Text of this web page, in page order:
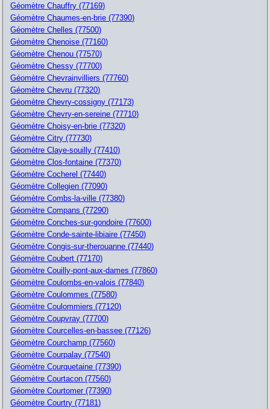
Géomètre Chauffry (77169)
Géomètre Chaumes-en-brie (77390)
Géomètre Chelles (77500)
Géomètre Chenoise (77160)
Géomètre Chenou (77570)
Géomètre Chessy (77700)
Géomètre Chevrainvilliers (77760)
Géomètre Chevru (77320)
Géomètre Chevry-cossigny (77173)
Géomètre Chevry-en-sereine (77710)
Géomètre Choisy-en-brie (77320)
Géomètre Citry (77730)
Géomètre Claye-souilly (77410)
Géomètre Clos-fontaine (77370)
Géomètre Cocherel (77440)
Géomètre Collegien (77090)
Géomètre Combs-la-ville (77380)
Géomètre Compans (77290)
Géomètre Conches-sur-gondoire (77600)
Géomètre Conde-sainte-libiaire (77450)
Géomètre Congis-sur-therouanne (77440)
Géomètre Coubert (77170)
Géomètre Couilly-pont-aux-dames (77860)
Géomètre Coulombs-en-valois (77840)
Géomètre Coulommes (77580)
Géomètre Coulommiers (77120)
Géomètre Coupvray (77700)
Géomètre Courcelles-en-bassee (77126)
Géomètre Courchamp (77560)
Géomètre Courpalay (77540)
Géomètre Courquetaine (77390)
Géomètre Courtacon (77560)
Géomètre Courtomer (77390)
Géomètre Courtry (77181)